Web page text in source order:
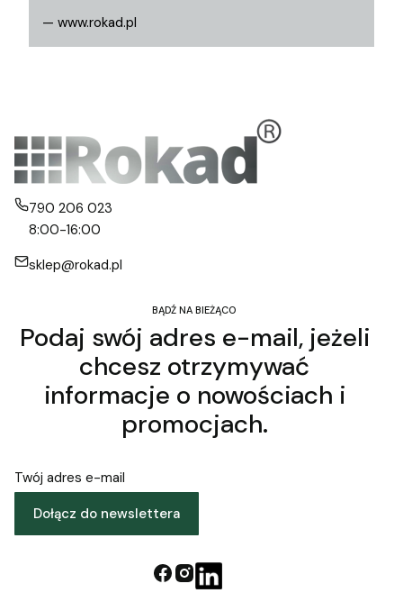
— www.rokad.pl
790 206 023
8:00-16:00
sklep@rokad.pl
BĄDŹ NA BIEŻĄCO
Podaj swój adres e-mail, jeżeli
chcesz otrzymywać
informacje o nowościach i
promocjach.
Twój adres e-mail
Dołącz do newslettera